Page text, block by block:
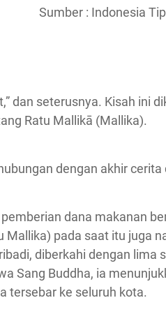
Sumber : Indonesia
dan seterusnya. Kisah ini
Ratu Mallikā (Mallika).
dengan akhir
dana makanan
Mallika) pada saat itu juga
diberkahi dengan lima
Sang Buddha, ia
tersebar ke seluruh kota.